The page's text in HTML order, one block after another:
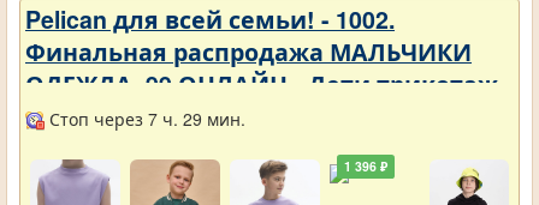
Pelican для всей семьи! - 1002.
Финальная распродажа МАЛЬЧИКИ
ОДЕЖДА_99 ОНЛАЙН - Дети трикотаж -
Разное
Стоп через 7 ч. 29 мин.
1 396 ₽